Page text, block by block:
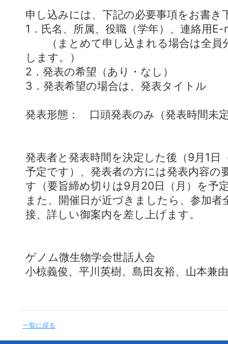
申し込みには、下記の必要事項をお書き
1．氏名、所属、役職（学年）、連絡用
（まとめて申し込まれる場合は全員
します。）
2．発表の希望（あり・なし）
3．発表希望の場合は、発表タイトル
発表形態： 口頭発表のみ（発表時間未
発表者と発表時間を決定した後（9月1日
予定です）、発表者の方には発表内容の
す（要旨締め切りは9月20日（月）を予
また、開催日が近づきましたら、参加者
接、詳しい御案内を差し上げます。
ゲノム微生物学会世話人会
小椋義俊、平川英樹、島田友裕、山本兼由
一覧に戻る